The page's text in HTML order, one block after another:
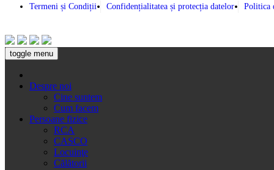
Termeni și Condiții Confidențialitatea și protecția datelor Politica
toggle menu
Despre noi
Cine suntem
Cum facem
Persoane fizice
RCA
CASCO
Locuinţe
Călătorii